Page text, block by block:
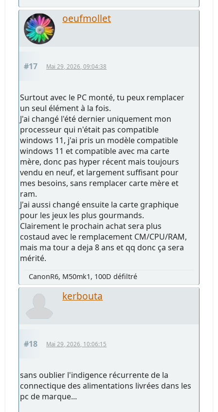
oeufmollet
#17 Mai 29, 2026, 09:04:38
Surtout avec le PC monté, tu peux remplacer
un seul élément à la fois.
J'ai changé l'été dernier uniquement mon
processeur qui n'était pas compatible
windows 11, j'ai pris un modèle compatible
windows 11 et compatible avec ma carte
mère, donc pas hyper récent mais toujours
vendu en neuf, et largement suffisant pour
mes besoins, sans remplacer carte mère et
ram.
J'ai aussi changé ensuite la carte graphique
pour les jeux les plus gourmands.
Clairement le prochain achat sera plus
costaud avec le remplacement CM/CPU/RAM,
mais ma tour a deja 8 ans et qq donc ça sera
mérité.
CanonR6, M50mk1, 100D défiltré
kerbouta
#18 Mai 29, 2026, 10:06:15
sans oublier l'indigence récurrente de la
connectique des alimentations livrées dans les
pc de marque...